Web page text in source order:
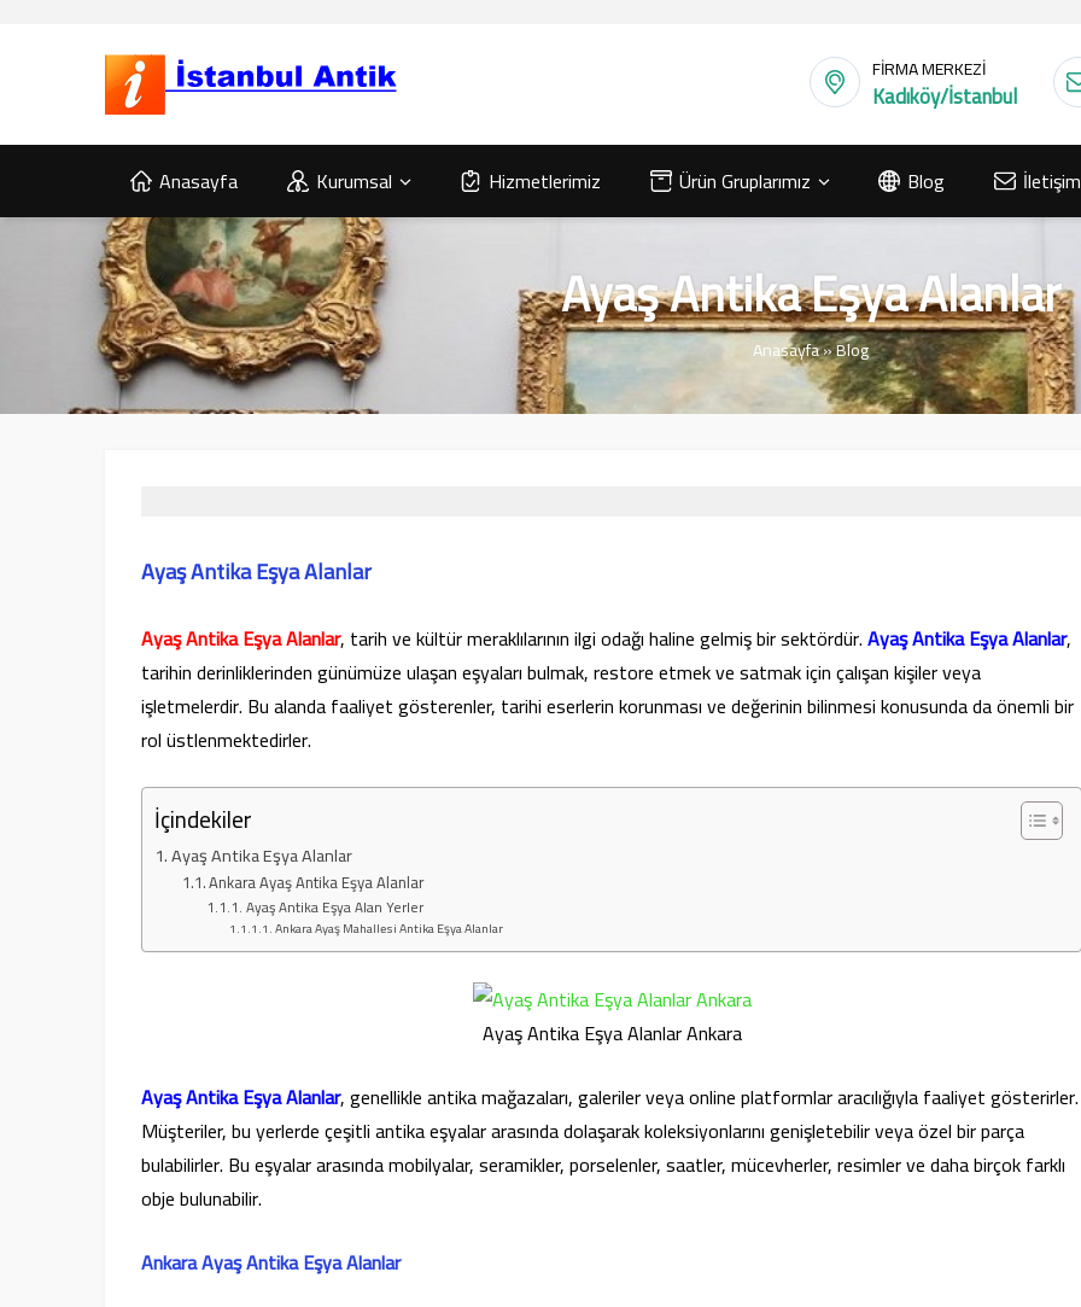
FİRMA MERKEZİ
Kadıköy/İstanbul
Anasayfa Kurumsal Hizmetlerimiz Ürün Gruplarımız Blog İletişim
Ayaş Antika Eşya Alanlar
Anasayfa»Blog
Ayaş Antika Eşya Alanlar
Ayaş Antika Eşya Alanlar, tarih ve kültür meraklılarının ilgi odağı haline gelmiş bir sektördür.Ayaş Antika Eşya Alanlar,
tarihin derinliklerinden günümüze ulaşan eşyaları bulmak, restore etmek ve satmak için çalışan kişiler veya
işletmelerdir. Bu alanda faaliyet gösterenler, tarihi eserlerin korunması ve değerinin bilinmesi konusunda da önemli bir
rol üstlenmektedirler.
İçindekiler
Ayaş Antika Eşya Alanlar
Ankara Ayaş Antika Eşya Alanlar
Ayaş Antika Eşya Alan Yerler
Ankara Ayaş Mahallesi Antika Eşya Alanlar
Ayaş Antika Eşya Alanlar Ankara
Ayaş Antika Eşya Alanlar, genellikle antika mağazaları, galeriler veya online platformlar aracılığıyla faaliyet gösterirler.
Müşteriler, bu yerlerde çeşitli antika eşyalar arasında dolaşarak koleksiyonlarını genişletebilir veya özel bir parça
bulabilirler. Bu eşyalar arasında mobilyalar, seramikler, porselenler, saatler, mücevherler, resimler ve daha birçok farklı
obje bulunabilir.
Ankara Ayaş Antika Eşya Alanlar